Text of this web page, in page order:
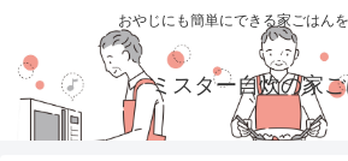
おやじにも簡単にできる家ごはん
ミスター自炊の家